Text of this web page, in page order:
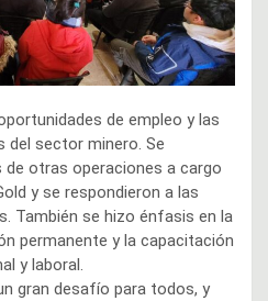
de empleo y las
del sector minero. Se
otras operaciones a cargo
y se respondieron a las
También se hizo énfasis en la
permanente y la capacitación
y laboral.
gran desafío para todos, y